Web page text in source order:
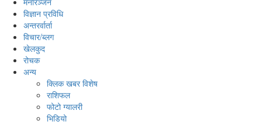
विज्ञान प्रविधि
अन्तरर्वार्ता
विचार/ब्लग
खेलकुद
रोचक
अन्य
क्लिक खबर विशेष
राशिफल
फोटो ग्यालरी
भिडियो